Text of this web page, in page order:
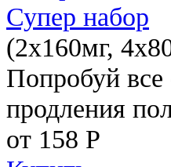
Супер набор
(2х160мг,
Попробуй все
продления
от 158 Р